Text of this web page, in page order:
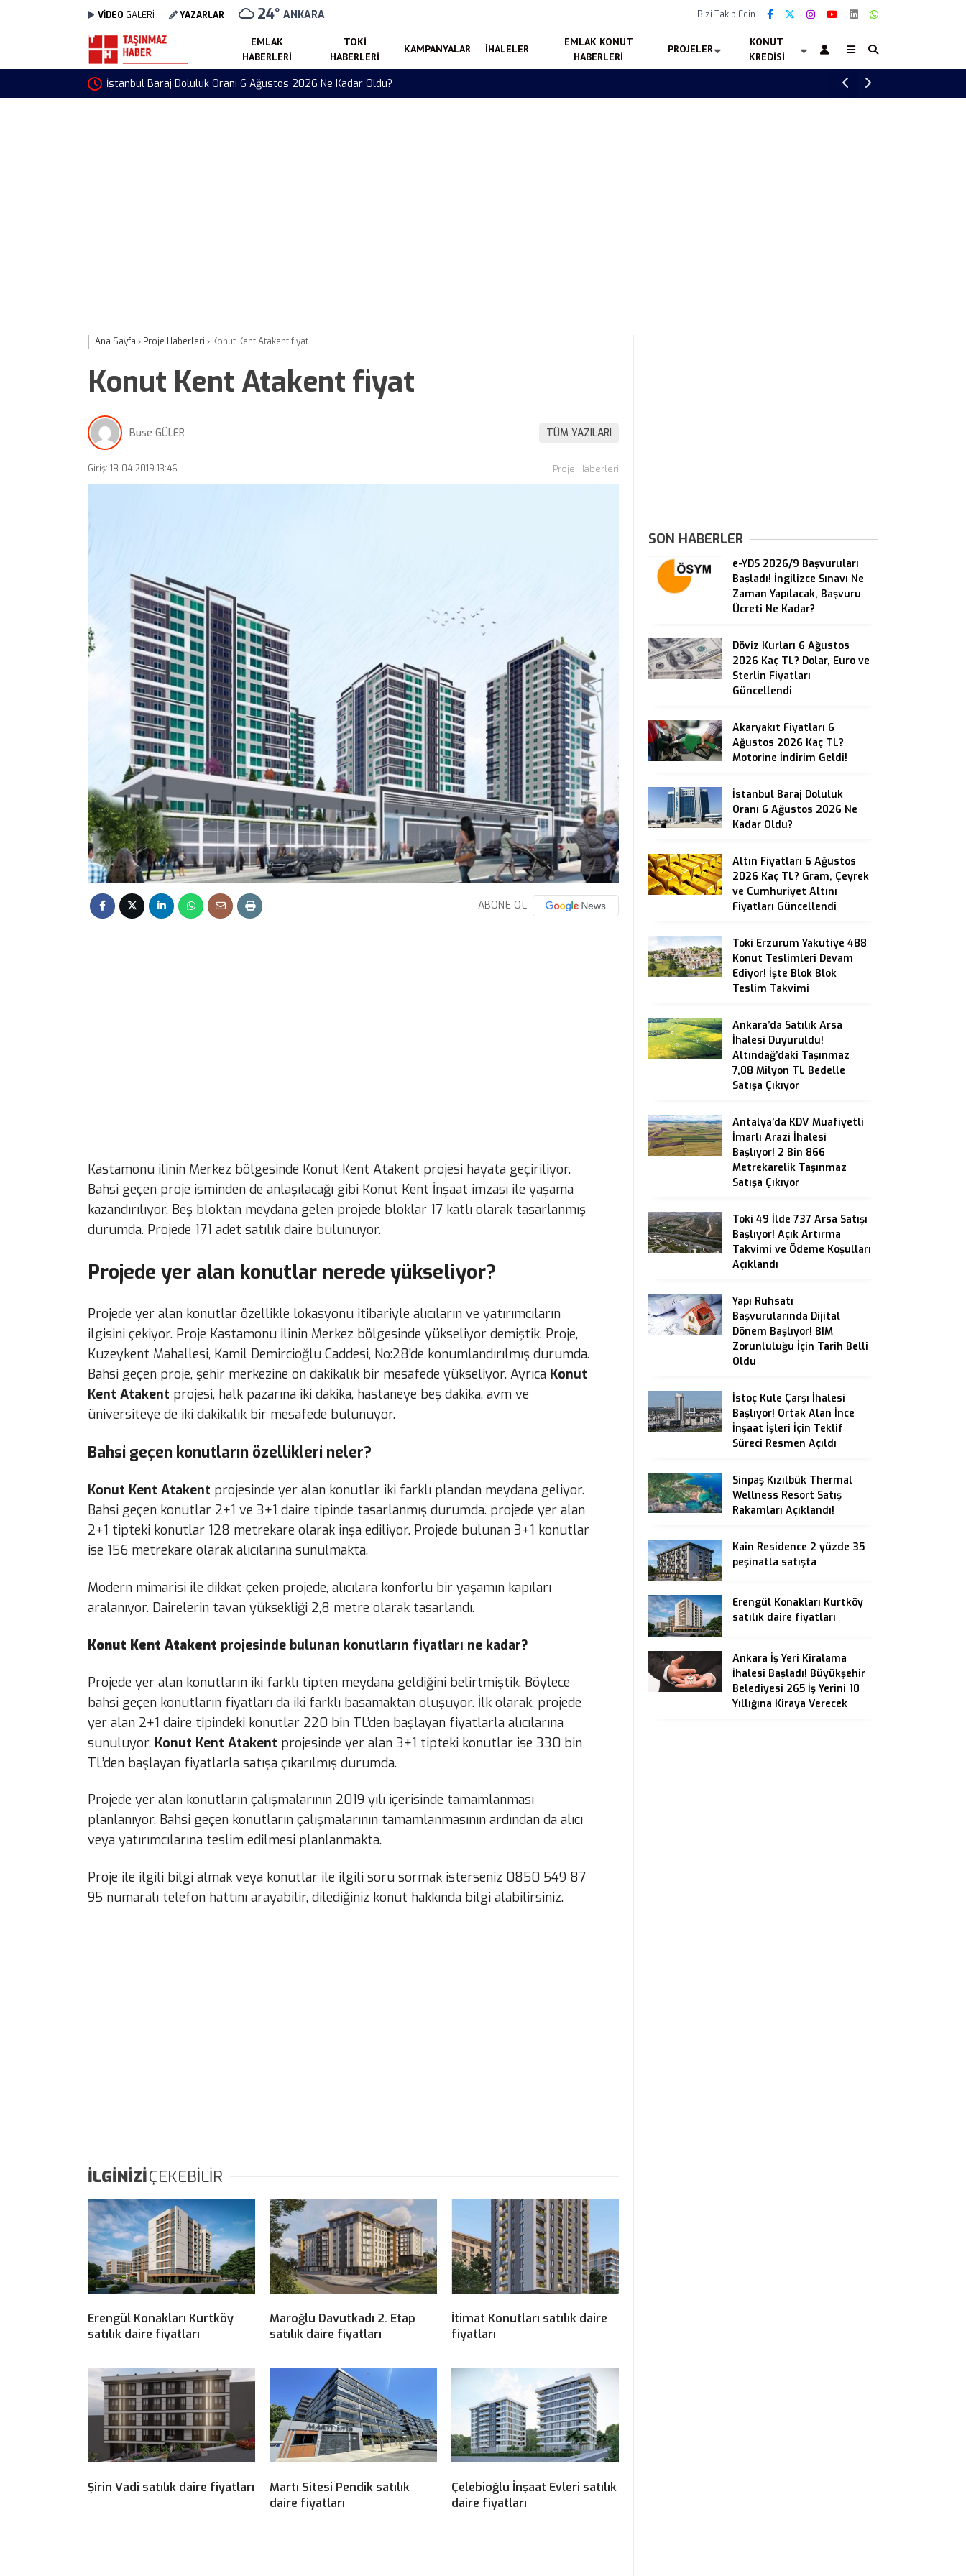
VİDEO GALERİ YAZARLAR 24° ANKARA Bizi Takip Edin
EMLAK
HABERLERI
TOKI
HABERLERI
KAMPANYALAR İHALELER
EMLAK KONUT
HABERLERI
PROJELER
KONUT
KREDISI
İstanbul Baraj Doluluk Oranı 6 Ağustos 2026 Ne Kadar Oldu? Altın Fiyatları 6 Ağustos 2026 Kaç TL?
Ana Sayfa › Proje Haberleri › Konut Kent Atakent fiyat
Konut Kent Atakent fiyat
Buse GÜLER TÜM YAZILARI
Giriş: 18-04-2019 13:46 Proje Haberleri
ABONE OL
Kastamonu ilinin Merkez bölgesinde Konut Kent Atakent projesi hayata geçiriliyor.
Bahsi geçen proje isminden de anlaşılacağı gibi Konut Kent İnşaat imzası ile yaşama
kazandırılıyor. Beş bloktan meydana gelen projede bloklar 17 katlı olarak tasarlanmış
durumda. Projede 171 adet satılık daire bulunuyor.
Projede yer alan konutlar nerede yükseliyor?
Projede yer alan konutlar özellikle lokasyonu itibariyle alıcıların ve yatırımcıların
ilgisini çekiyor. Proje Kastamonu ilinin Merkez bölgesinde yükseliyor demiştik. Proje,
Kuzeykent Mahallesi, Kamil Demircioğlu Caddesi, No:28’de konumlandırılmış durumda.
Bahsi geçen proje, şehir merkezine on dakikalık bir mesafede yükseliyor. Ayrıca Konut
Kent Atakent projesi, halk pazarına iki dakika, hastaneye beş dakika, avm ve
üniversiteye de iki dakikalık bir mesafede bulunuyor.
Bahsi geçen konutların özellikleri neler?
Konut Kent Atakent projesinde yer alan konutlar iki farklı plandan meydana geliyor.
Bahsi geçen konutlar 2+1 ve 3+1 daire tipinde tasarlanmış durumda. projede yer alan
2+1 tipteki konutlar 128 metrekare olarak inşa ediliyor. Projede bulunan 3+1 konutlar
ise 156 metrekare olarak alıcılarına sunulmakta.
Modern mimarisi ile dikkat çeken projede, alıcılara konforlu bir yaşamın kapıları
aralanıyor. Dairelerin tavan yüksekliği 2,8 metre olarak tasarlandı.
Konut Kent Atakent projesinde bulunan konutların fiyatları ne kadar?
Projede yer alan konutların iki farklı tipten meydana geldiğini belirtmiştik. Böylece
bahsi geçen konutların fiyatları da iki farklı basamaktan oluşuyor. İlk olarak, projede
yer alan 2+1 daire tipindeki konutlar 220 bin TL’den başlayan fiyatlarla alıcılarına
sunuluyor. Konut Kent Atakent projesinde yer alan 3+1 tipteki konutlar ise 330 bin
TL’den başlayan fiyatlarla satışa çıkarılmış durumda.
Projede yer alan konutların çalışmalarının 2019 yılı içerisinde tamamlanması
planlanıyor. Bahsi geçen konutların çalışmalarının tamamlanmasının ardından da alıcı
veya yatırımcılarına teslim edilmesi planlanmakta.
Proje ile ilgili bilgi almak veya konutlar ile ilgili soru sormak isterseniz 0850 549 87
95 numaralı telefon hattını arayabilir, dilediğiniz konut hakkında bilgi alabilirsiniz.
İLGİNİZİÇEKEBİLİR
Erengül Konakları Kurtköy
satılık daire fiyatları
Maroğlu Davutkadı 2. Etap
satılık daire fiyatları
İtimat Konutları satılık daire
fiyatları
Şirin Vadi satılık daire fiyatları
Martı Sitesi Pendik satılık
daire fiyatları
Çelebioğlu İnşaat Evleri satılık
daire fiyatları
SON HABERLER
e-YDS 2026/9 Başvuruları
Başladı! İngilizce Sınavı Ne
Zaman Yapılacak, Başvuru
Ücreti Ne Kadar?
Döviz Kurları 6 Ağustos
2026 Kaç TL? Dolar, Euro ve
Sterlin Fiyatları
Güncellendi
Akaryakıt Fiyatları 6
Ağustos 2026 Kaç TL?
Motorine İndirim Geldi!
İstanbul Baraj Doluluk
Oranı 6 Ağustos 2026 Ne
Kadar Oldu?
Altın Fiyatları 6 Ağustos
2026 Kaç TL? Gram, Çeyrek
ve Cumhuriyet Altını
Fiyatları Güncellendi
Toki Erzurum Yakutiye 488
Konut Teslimleri Devam
Ediyor! İşte Blok Blok
Teslim Takvimi
Ankara’da Satılık Arsa
İhalesi Duyuruldu!
Altındağ’daki Taşınmaz
7,08 Milyon TL Bedelle
Satışa Çıkıyor
Antalya’da KDV Muafiyetli
İmarlı Arazi İhalesi
Başlıyor! 2 Bin 866
Metrekarelik Taşınmaz
Satışa Çıkıyor
Toki 49 İlde 737 Arsa Satışı
Başlıyor! Açık Artırma
Takvimi ve Ödeme Koşulları
Açıklandı
Yapı Ruhsatı
Başvurularında Dijital
Dönem Başlıyor! BIM
Zorunluluğu İçin Tarih Belli
Oldu
İstoç Kule Çarşı İhalesi
Başlıyor! Ortak Alan İnce
İnşaat İşleri İçin Teklif
Süreci Resmen Açıldı
Sinpaş Kızılbük Thermal
Wellness Resort Satış
Rakamları Açıklandı!
Kain Residence 2 yüzde 35
peşinatla satışta
Erengül Konakları Kurtköy
satılık daire fiyatları
Ankara İş Yeri Kiralama
İhalesi Başladı! Büyükşehir
Belediyesi 265 İş Yerini 10
Yıllığına Kiraya Verecek